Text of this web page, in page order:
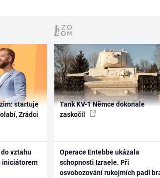
startuje
Zrádci
vztahu
iniciátorem
Tank KV-1 Němce dokonale
zaskočil
Operace Entebbe ukázala
schopnosti Izraele. Při
osvobozování rukojmích padl